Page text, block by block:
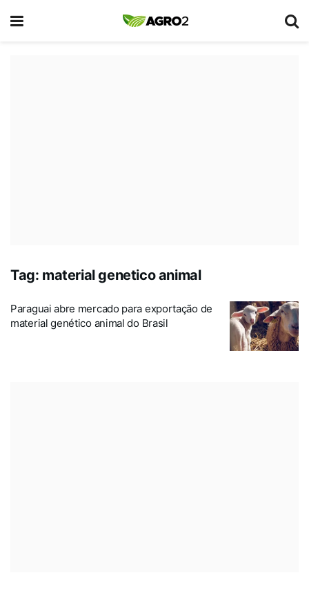
Tag: material genetico animal
Paraguai abre mercado para exportação de
material genético animal do Brasil